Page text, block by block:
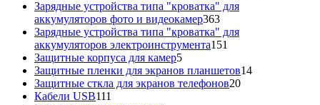
Зарядные устройства типа "кроватка" для
аккумуляторов фото и видеокамер363363
товара
Зарядные устройства типа "кроватка" для
аккумуляторов электроинструмента151
Защитные корпуса для камер55
товаров
Защитные пленки для экранов планшетов1414
Защитные сткла для экранов телефонов2020
Кабели USB111